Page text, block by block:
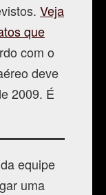
Veja
que
com o
deve
2009. É
equipe
uma